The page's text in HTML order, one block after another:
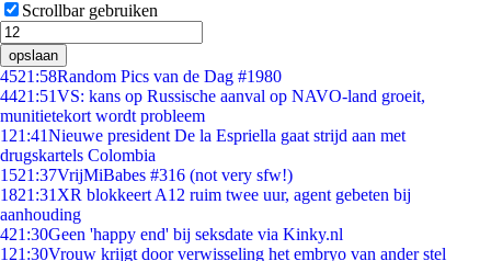
Scrollbar gebruiken
opslaan
4521:58Random Pics van de Dag #1980
4421:51VS: kans op Russische aanval op NAVO-land groeit,
munitietekort wordt probleem
1 21:41Nieuwe president De la Espriella gaat strijd aan met
drugskartels Colombia
1521:37VrijMiBabes #316 (not very sfw!)
1821:31 XR blokkeert A12 ruim twee uur, agent gebeten bij
aanhouding
421:30Geen 'happy end' bij seksdate via Kinky.nl
1 21:30Vrouw krijgt door verwisseling het embryo van ander stel